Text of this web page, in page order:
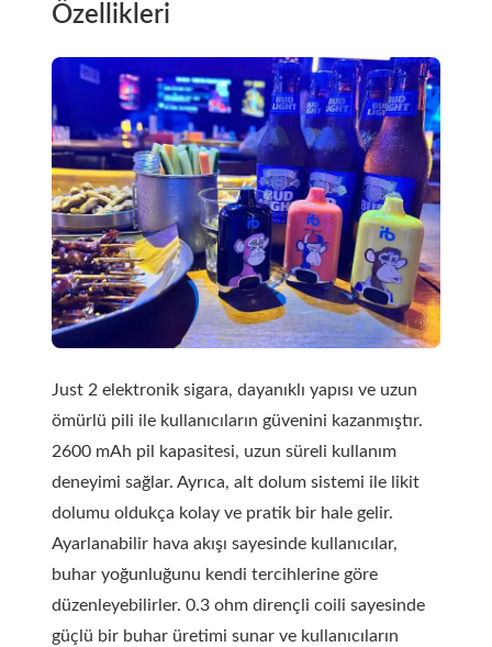
Özellikleri
Just 2 elektronik sigara, dayanıklı yapısı ve uzun
ömürlü pili ile kullanıcıların güvenini kazanmıştır.
2600 mAh pil kapasitesi, uzun süreli kullanım
deneyimi sağlar. Ayrıca, alt dolum sistemi ile likit
dolumu oldukça kolay ve pratik bir hale gelir.
Ayarlanabilir hava akışı sayesinde kullanıcılar,
buhar yoğunluğunu kendi tercihlerine göre
düzenleyebilirler. 0.3 ohm dirençli coili sayesinde
güçlü bir buhar üretimi sunar ve kullanıcıların